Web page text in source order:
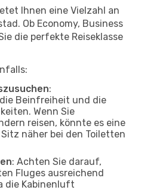
Ihnen eine Vielzahl an
Ob Economy, Business
die perfekte Reiseklasse
:
Beinfreiheit und die
Wenn Sie
reisen, könnte es eine
näher bei den Toiletten
: Achten Sie darauf,
Fluges ausreichend
die Kabinenluft